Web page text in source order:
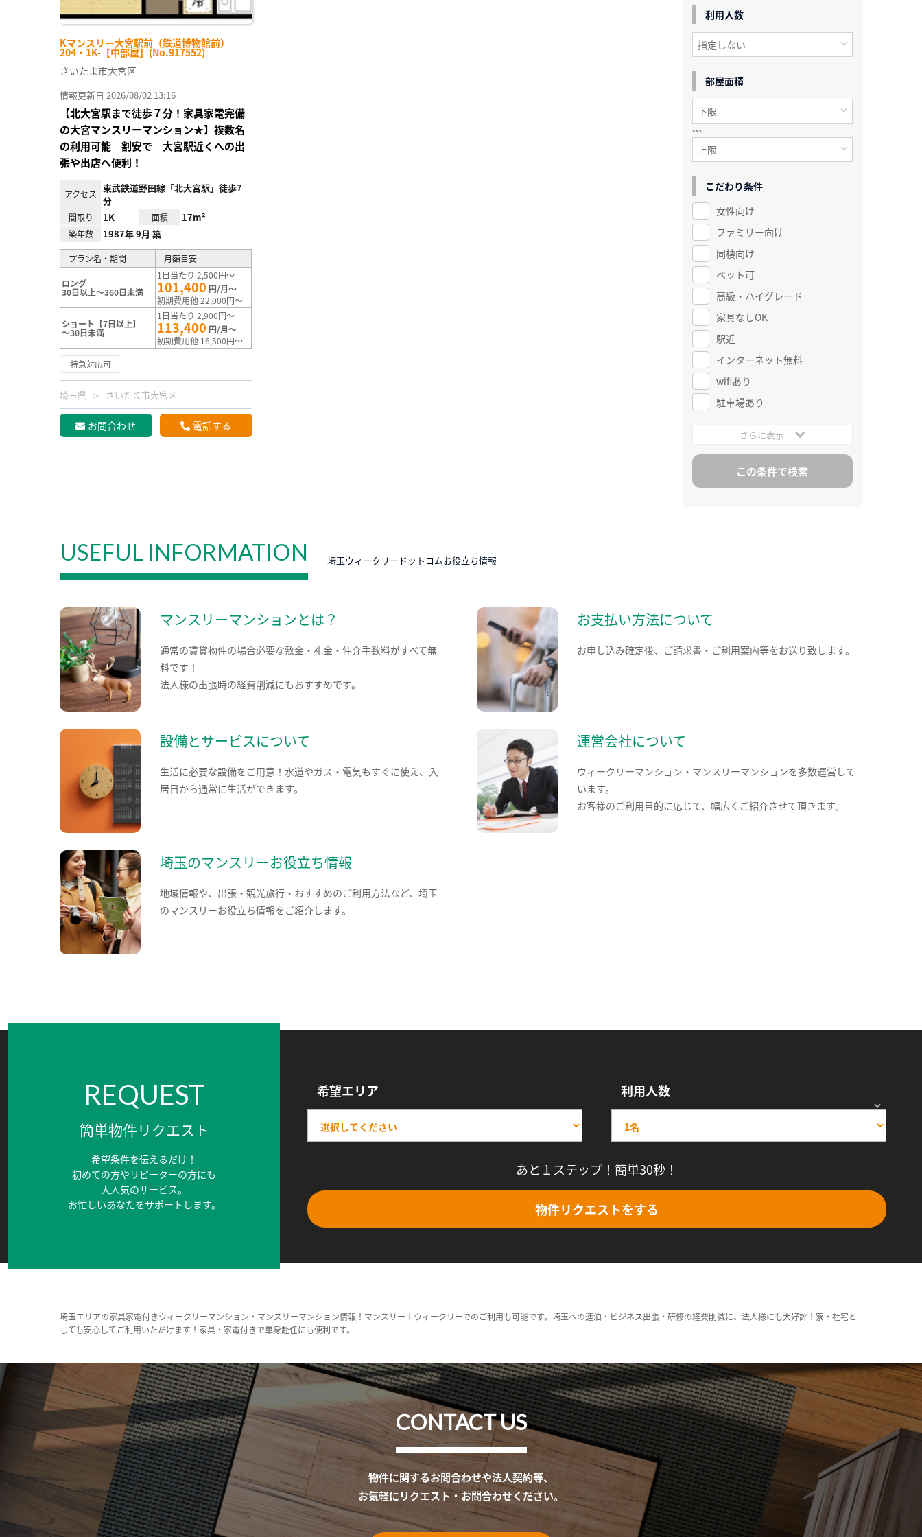
Kマンスリー大宮駅前（鉄道博物館前）
204・1K-【中部屋】(No.917552)
さいたま市大宮区
情報更新日 2026/08/02 13:16
【北大宮駅まで徒歩７分！家具家電完備
の大宮マンスリーマンション★】複数名
の利用可能 割安で 大宮駅近くへの出
張や出店へ便利！
アクセス
東武鉄道野田線「北大宮駅」徒歩7
分
間取り 1K 面積 17m²
築年数 1987年 9月 築
プラン名・期間 月額目安
ロング
30日以上～360日未満
1日当たり 2,500円～
101,400 円/月～
初期費用他 22,000円～
ショート【7日以上】
～30日未満
1日当たり 2,900円～
113,400 円/月～
初期費用他 16,500円～
特急対応可
埼玉県 さいたま市大宮区
お問合わせ 電話する
利用人数
部屋面積
～
こだわり条件
女性向け
ファミリー向け
同棲向け
ペット可
高級・ハイグレード
家具なしOK
駅近
インターネット無料
wifiあり
駐車場あり
さらに表示
USEFUL INFORMATION 埼玉ウィークリードットコムお役立ち情報
マンスリーマンションとは？
通常の賃貸物件の場合必要な敷金・礼金・仲介手数料がすべて無
料です！
法人様の出張時の経費削減にもおすすめです。
お支払い方法について
お申し込み確定後、ご請求書・ご利用案内等をお送り致します。
設備とサービスについて
生活に必要な設備をご用意！水道やガス・電気もすぐに使え、入
居日から通常に生活ができます。
運営会社について
ウィークリーマンション・マンスリーマンションを多数運営して
います。
お客様のご利用目的に応じて、幅広くご紹介させて頂きます。
埼玉のマンスリーお役立ち情報
地域情報や、出張・観光旅行・おすすめのご利用方法など、埼玉
のマンスリーお役立ち情報をご紹介します。
REQUEST
簡単物件リクエスト
希望条件を伝えるだけ！
初めての方やリピーターの方にも
大人気のサービス。
お忙しいあなたをサポートします。
希望エリア 利用人数
あと１ステップ！簡単30秒！
物件リクエストをする
埼玉エリアの家具家電付きウィークリーマンション・マンスリーマンション情報！マンスリー＋ウィークリーでのご利用も可能です。埼玉への連泊・ビジネス出張・研修の経費削減に、法人様にも大好評！寮・社宅と
しても安心してご利用いただけます！家具・家電付きで単身赴任にも便利です。
CONTACT US
物件に関するお問合わせや法人契約等、
お気軽にリクエスト・お問合わせください。